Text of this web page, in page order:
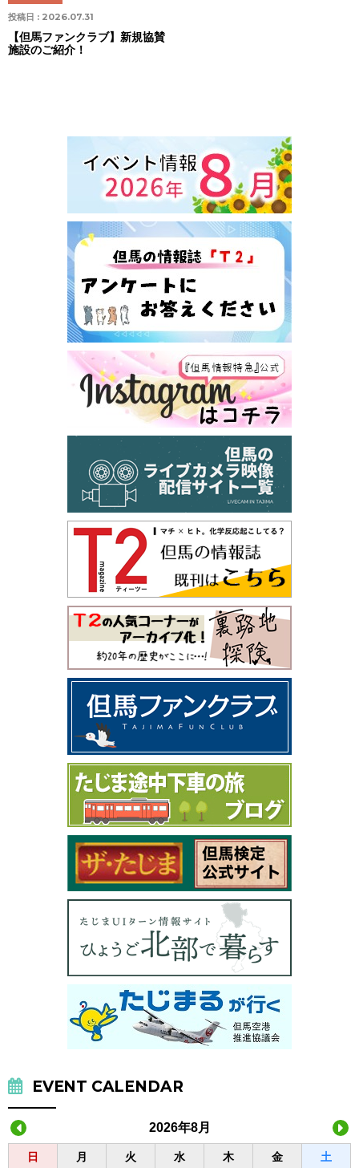
投稿日 : 2026.07.31
【但馬ファンクラブ】新規協賛
施設のご紹介！
EVENT CALENDAR
2026年8月
日 月 火 水 木 金 土